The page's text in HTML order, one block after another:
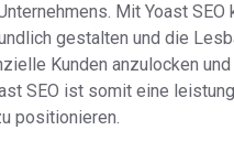
Mit Yoast
gestalten und die
Kunden anzulocken
SEO ist somit eine
positionieren.